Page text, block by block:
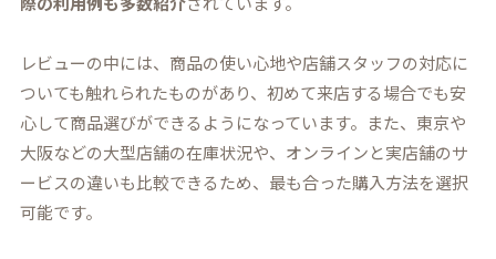
レビューの中には、商品の使い心地や店舗スタッフの対応に
ついても触れられたものがあり、初めて来店する場合でも安
心して商品選びができるようになっています。また、東京や
大阪などの大型店舗の在庫状況や、オンラインと実店舗のサ
ービスの違いも比較できるため、最も合った購入方法を選択
可能です。